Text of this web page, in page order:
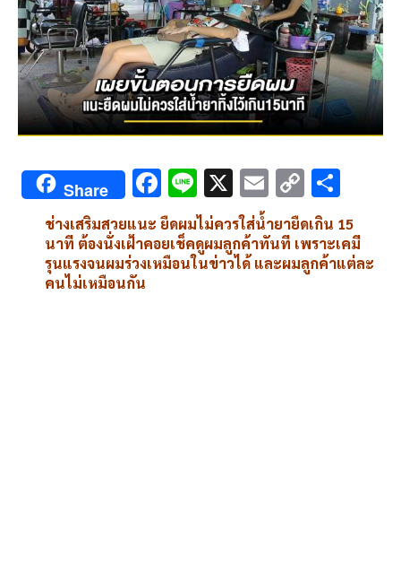
Share F
ac
e
b
Li
n
e
X E
m
ai
l
C
o
py
Li
h
ar
e
ช่างเสริมสวยแนะ ยืดผมไม่ควรใส่น้ำยายืดเกิน 15
นาที ต้องนั่งเฝ้าคอยเช็คดูผมลูกค้าทันที เพราะเคมี
รุนแรงจนผมร่วงเหมือนในข่าวได้ และผมลูกค้าแต่ละ
คนไม่เหมือนกัน